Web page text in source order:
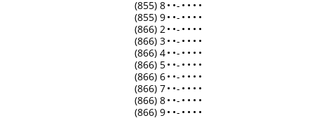
(855) 8• •- • • • •
(855) 9• •- • • • •
(866) 2• •- • • • •
(866) 3• •- • • • •
(866) 4• •- • • • •
(866) 5• •- • • • •
(866) 6• •- • • • •
(866) 7• •- • • • •
(866) 8• •- • • • •
(866) 9• •- • • • •